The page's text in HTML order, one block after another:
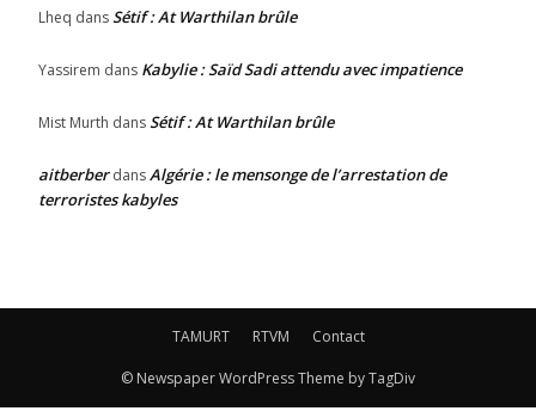
Lheq dansSétif : At Warthilan brûle
Yassirem dans Kabylie : Saïd Sadi attendu avec impatience
Mist Murth dansSétif : At Warthilan brûle
aitberberdansAlgérie : le mensonge de l’arrestation de
terroristes kabyles
TAMURT RTVM Contact
© Newspaper WordPress Theme by TagDiv